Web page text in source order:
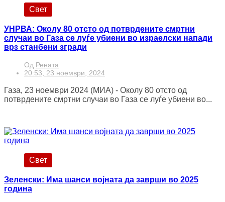
Свет
УНРВА: Околу 80 отсто од потврдените смртни
случаи во Газа се луѓе убиени во израелски напади
врз станбени згради
Од Рената
20:53, 23 ноември, 2024
Газа, 23 ноември 2024 (МИА) - Околу 80 отсто од
потврдените смртни случаи во Газа се луѓе убиени во...
Свет
Зеленски: Има шанси војната да заврши во 2025
година